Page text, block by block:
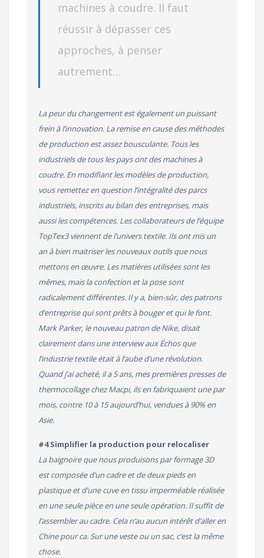
machines à coudre. Il faut
réussir à dépasser ces
approches, à penser
autrement…
La peur du changement est également un puissant
frein à l’innovation. La remise en cause des méthodes
de production est assez bousculante. Tous les
industriels de tous les pays ont des machines à
coudre. En modifiant les modèles de production,
vous remettez en question l’intégralité des parcs
industriels, inscrits au bilan des entreprises, mais
aussi les compétences. Les collaborateurs de l’équipe
TopTex3 viennent de l’univers textile. Ils ont mis un
an à bien maitriser les nouveaux outils que nous
mettons en œuvre. Les matières utilisées sont les
mêmes, mais la confection et la pose sont
radicalement différentes. Il y a, bien-sûr, des patrons
d’entreprise qui sont prêts à bouger et qui le font.
Mark Parker, le nouveau patron de Nike, disait
clairement dans une interview aux Échos que
l’industrie textile était à l’aube d’une révolution.
Quand j’ai acheté, il a 5 ans, mes premières presses de
thermocollage chez Macpi, ils en fabriquaient une par
mois, contre 10 à 15 aujourd’hui, vendues à 90% en
Asie.
#4 Simplifier la production pour relocaliser
La baignoire que nous produisons par formage 3D
est composée d’un cadre et de deux pieds en
plastique et d’une cuve en tissu imperméable réalisée
en une seule pièce en une seule opération. Il suffit de
l’assembler au cadre. Cela n’au aucun intérêt d’aller en
Chine pour ca. Sur une veste ou un sac, c’est la même
chose.